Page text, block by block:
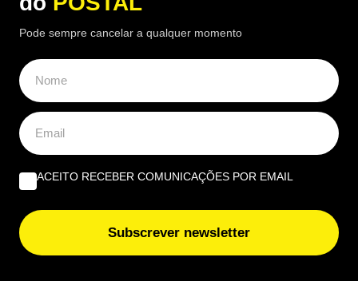
ÚLTIMAS NOTÍCIAS
Nove hotéis do grupo AP Hotels & Resorts recebem
certificação Green Key
Estas salinas são comparadas às da Bolívia mas ficam
no Algarve: saiba como chegar
Tavira promove yoga, observação de estrelas e
acampamentos na Mata da Conceição
Inspeção automóvel mudou: milhares de carros podem
Pode sempre cancelar a qualquer momento
ACEITO RECEBER COMUNICAÇÕES POR EMAIL
Subscrever newsletter